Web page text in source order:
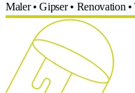
Maler • Gipser • Renovation